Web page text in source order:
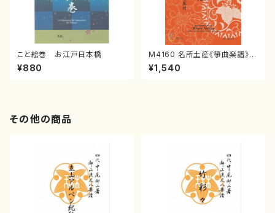
こと絵巻 お江戸日本橋
¥880
M4160 名所土産《箏曲楽譜》
（箏/宮城喜代子・宮城数江著・
宮城宗家監修/箏曲古典楽譜）
¥1,540
その他の商品